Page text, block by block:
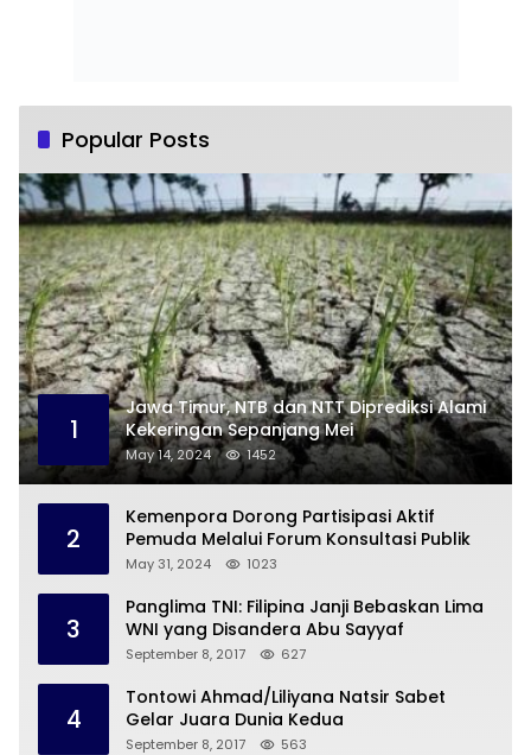
Popular Posts
1
Jawa Timur, NTB dan NTT Diprediksi Alami
Kekeringan Sepanjang Mei
May 14, 2024 1452
2
Kemenpora Dorong Partisipasi Aktif
Pemuda Melalui Forum Konsultasi Publik
May 31, 2024 1023
3
Panglima TNI: Filipina Janji Bebaskan Lima
WNI yang Disandera Abu Sayyaf
September 8, 2017 627
4
Tontowi Ahmad/Liliyana Natsir Sabet
Gelar Juara Dunia Kedua
September 8, 2017 563